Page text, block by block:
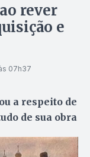
rever
e
07h37
a respeito de
de sua obra